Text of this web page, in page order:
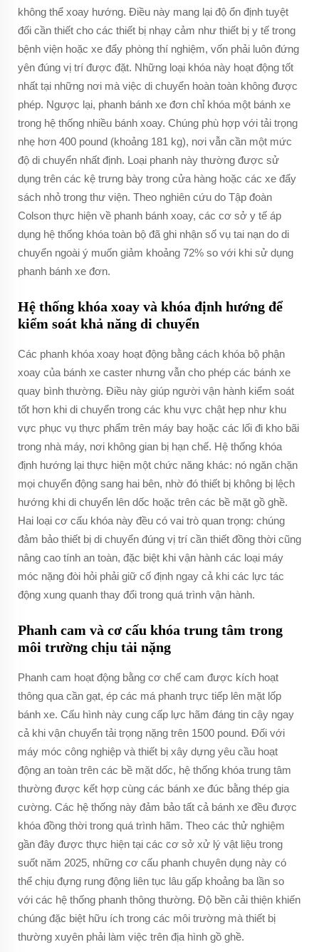
không thể xoay hướng. Điều này mang lại độ ổn định tuyệt
đối cần thiết cho các thiết bị nhạy cảm như thiết bị y tế trong
bệnh viện hoặc xe đẩy phòng thí nghiệm, vốn phải luôn đứng
yên đúng vị trí được đặt. Những loại khóa này hoạt động tốt
nhất tại những nơi mà việc di chuyển hoàn toàn không được
phép. Ngược lại, phanh bánh xe đơn chỉ khóa một bánh xe
trong hệ thống nhiều bánh xoay. Chúng phù hợp với tải trọng
nhẹ hơn 400 pound (khoảng 181 kg), nơi vẫn cần một mức
độ di chuyển nhất định. Loại phanh này thường được sử
dụng trên các kệ trưng bày trong cửa hàng hoặc các xe đẩy
sách nhỏ trong thư viện. Theo nghiên cứu do Tập đoàn
Colson thực hiện về phanh bánh xoay, các cơ sở y tế áp
dụng hệ thống khóa toàn bộ đã ghi nhận số vụ tai nạn do di
chuyển ngoài ý muốn giảm khoảng 72% so với khi sử dụng
phanh bánh xe đơn.
Hệ thống khóa xoay và khóa định hướng để
kiểm soát khả năng di chuyển
Các phanh khóa xoay hoạt động bằng cách khóa bộ phận
xoay của bánh xe caster nhưng vẫn cho phép các bánh xe
quay bình thường. Điều này giúp người vận hành kiểm soát
tốt hơn khi di chuyển trong các khu vực chật hẹp như khu
vực phục vụ thực phẩm trên máy bay hoặc các lối đi kho bãi
trong nhà máy, nơi không gian bị hạn chế. Hệ thống khóa
định hướng lại thực hiện một chức năng khác: nó ngăn chặn
mọi chuyển động sang hai bên, nhờ đó thiết bị không bị lệch
hướng khi di chuyển lên dốc hoặc trên các bề mặt gồ ghề.
Hai loại cơ cấu khóa này đều có vai trò quan trọng: chúng
đảm bảo thiết bị di chuyển đúng vị trí cần thiết đồng thời cũng
nâng cao tính an toàn, đặc biệt khi vận hành các loại máy
móc nặng đòi hỏi phải giữ cố định ngay cả khi các lực tác
động xung quanh thay đổi trong quá trình vận hành.
Phanh cam và cơ cấu khóa trung tâm trong
môi trường chịu tải nặng
Phanh cam hoạt động bằng cơ chế cam được kích hoạt
thông qua cần gạt, ép các má phanh trực tiếp lên mặt lốp
bánh xe. Cấu hình này cung cấp lực hãm đáng tin cậy ngay
cả khi vận chuyển tải trọng nặng trên 1500 pound. Đối với
máy móc công nghiệp và thiết bị xây dựng yêu cầu hoạt
động an toàn trên các bề mặt dốc, hệ thống khóa trung tâm
thường được kết hợp cùng các bánh xe đúc bằng thép gia
cường. Các hệ thống này đảm bảo tất cả bánh xe đều được
khóa đồng thời trong quá trình hãm. Theo các thử nghiệm
gần đây được thực hiện tại các cơ sở xử lý vật liệu trong
suốt năm 2025, những cơ cấu phanh chuyên dụng này có
thể chịu đựng rung động liên tục lâu gấp khoảng ba lần so
với các hệ thống phanh thông thường. Độ bền cải thiện khiến
chúng đặc biệt hữu ích trong các môi trường mà thiết bị
thường xuyên phải làm việc trên địa hình gồ ghề.